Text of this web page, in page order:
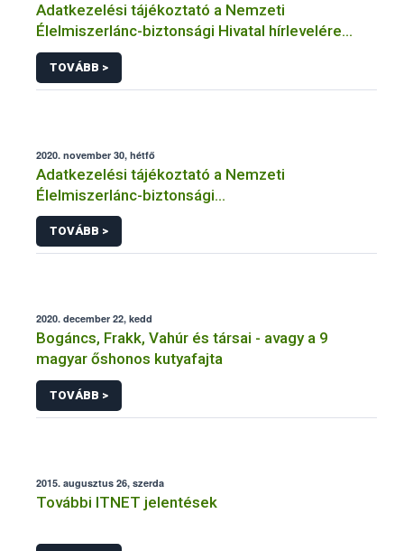
Adatkezelési tájékoztató a Nemzeti
Élelmiszerlánc-biztonsági Hivatal hírlevelére
történő regisztrációhoz kapcsolódó
adatkezelések vonatkozásában
TOVÁBB >
2020. november 30, hétfő
Adatkezelési tájékoztató a Nemzeti
Élelmiszerlánc-biztonsági
Hivatal tevékenységéhez kötődő érintetti jogok
gyakorlásával összefüggő adatkezeléseihez
TOVÁBB >
2020. december 22, kedd
Bogáncs, Frakk, Vahúr és társai - avagy a 9
magyar őshonos kutyafajta
TOVÁBB >
2015. augusztus 26, szerda
További ITNET jelentések